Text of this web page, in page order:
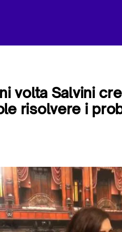
volta Salvini
risolvere i